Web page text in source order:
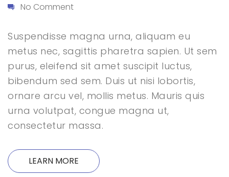
No Comment
Suspendisse magna urna, aliquam eu
metus nec, sagittis pharetra sapien. Ut sem
purus, eleifend sit amet suscipit luctus,
bibendum sed sem. Duis ut nisi lobortis,
ornare arcu vel, mollis metus. Mauris quis
urna volutpat, congue magna ut,
consectetur massa.
LEARN MORE